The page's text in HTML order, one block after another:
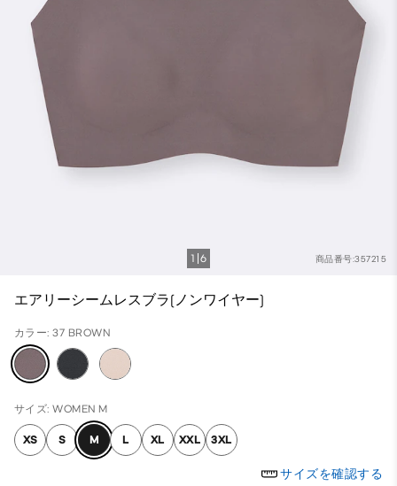
商品番号:357215
1 6
エアリーシームレスブラ(ノンワイヤー)
カラー: 37 BROWN
サイズ: WOMEN M
XS S M L XL XXL 3XL
サイズを確認する